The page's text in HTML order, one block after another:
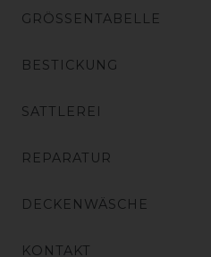
GRÖSSENTABELLE
BESTICKUNG
SATTLEREI
REPARATUR
DECKENWÄSCHE
KONTAKT